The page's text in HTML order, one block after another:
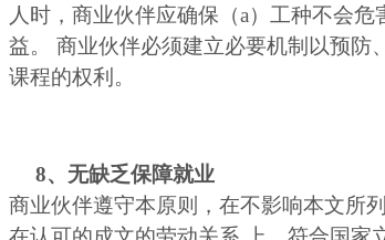
人时，商业伙伴应确保（a）工种不会
益。 商业伙伴必须建立必要机制以预防
课程的权利。
8、无缺乏保障就业
商业伙伴遵守本原则，在不影响本文所